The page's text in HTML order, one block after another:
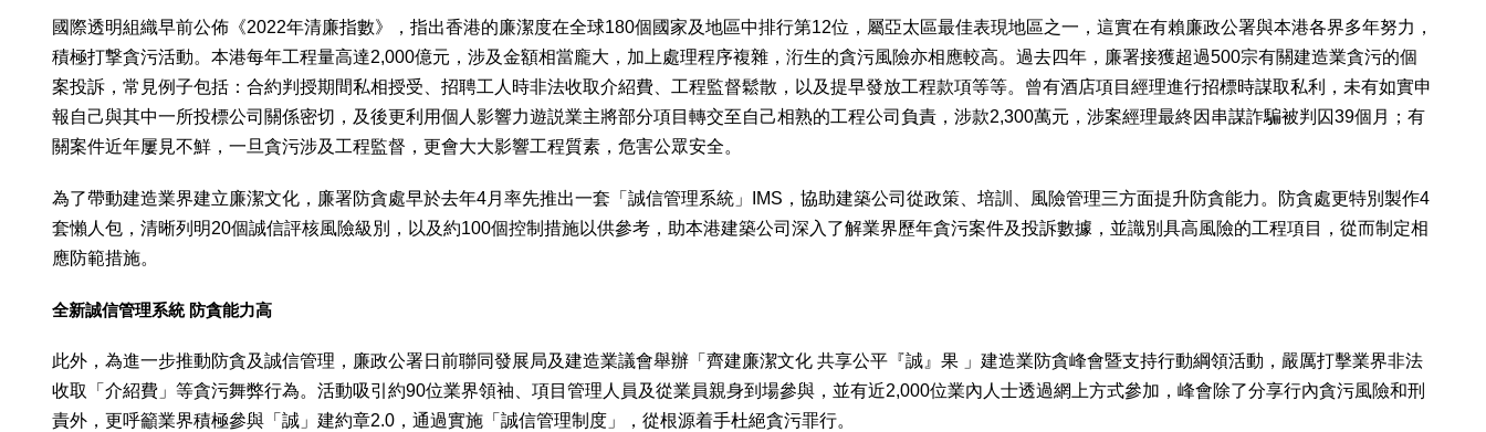
國際透明組織早前公佈《2022年清廉指數》，指出香港的廉潔度在全球180個國家及地區中排行第12位，屬亞太區最佳表現地區之一，這實在有賴廉政公署與本港各界多年努力，
積極打撃貪污活動。本港每年工程量高達2,000億元，涉及金額相當龐大，加上處理程序複雜，洐生的貪污風險亦相應較高。過去四年，廉署接獲超過500宗有關建造業貪污的個
案投訴，常見例子包括：合約判授期間私相授受、招聘工人時非法收取介紹費、工程監督鬆散，以及提早發放工程款項等等。曾有酒店項目經理進行招標時謀取私利，未有如實申
報自己與其中一所投標公司關係密切，及後更利用個人影響力遊説業主將部分項目轉交至自己相熟的工程公司負責，涉款2,300萬元，涉案經理最終因串謀詐騙被判囚39個月；有
關案件近年屢見不鮮，一旦貪污涉及工程監督，更會大大影響工程質素，危害公眾安全。
為了帶動建造業界建立廉潔文化，廉署防貪處早於去年4月率先推出一套「誠信管理系統」IMS，協助建築公司從政策、培訓、風險管理三方面提升防貪能力。防貪處更特別製作4
套懶人包，清晰列明20個誠信評核風險級別，以及約100個控制措施以供參考，助本港建築公司深入了解業界歷年貪污案件及投訴數據，並識別具高風險的工程項目，從而制定相
應防範措施。
全新誠信管理系統 防貪能力高
此外，為進一步推動防貪及誠信管理，廉政公署日前聯同發展局及建造業議會舉辦「齊建廉潔文化 共享公平『誠』果 」建造業防貪峰會暨支持行動綱領活動，嚴厲打擊業界非法
收取「介紹費」等貪污舞弊行為。活動吸引約90位業界領袖、項目管理人員及從業員親身到場參與，並有近2,000位業內人士透過網上方式參加，峰會除了分享行內貪污風險和刑
責外，更呼籲業界積極參與「誠」建約章2.0，通過實施「誠信管理制度」，從根源着手杜絕貪污罪行。